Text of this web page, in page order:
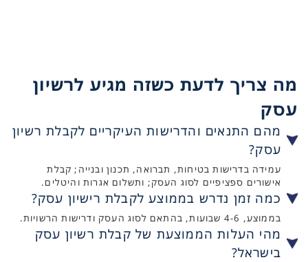
מה צריך לדעת כשזה מגיע לרשיון
עסק
מהם התנאים והדרישות העיקריים לקבלת רשיון
עסק?
עמידה בדרישות בטיחות, תברואה, תכנון ובנייה; קבלת
אישורים ספציפיים לסוג העסק; ותשלום אגרות והיטלים.
כמה זמן נדרש בממוצע לקבלת רישיון עסק?
בממוצע, 4-6 שבועות, בהתאם לסוג העסק ודרישות הרשויות.
מהי העלות הממוצעת של קבלת רשיון עסק
בישראל?